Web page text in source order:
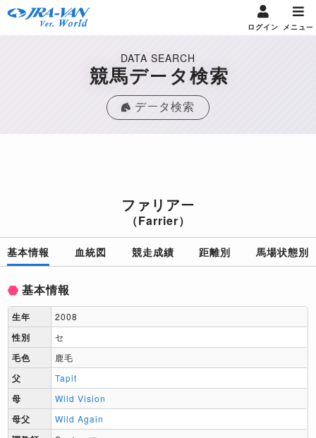
ログイン メニュー
DATA SEARCH
競馬データ検索
データ検索
ファリアー
（Farrier）
基本情報 血統図 競走成績 距離別 馬場状態別
基本情報
生年 2008
性別 セ
毛色 鹿毛
父 Tapit
母 Wild Vision
母父 Wild Again